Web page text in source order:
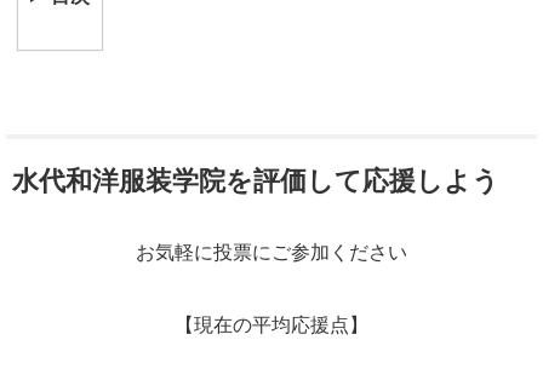
水代和洋服装学院を評価して応援しよう
お気軽に投票にご参加ください
【現在の平均応援点】